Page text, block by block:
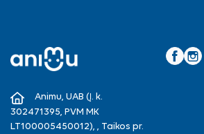
Animu, UAB (Į. k.
302471395, PVM MK
LT100005450012), , Taikos pr.